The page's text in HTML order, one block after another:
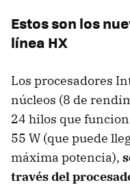
Estos son los
línea HX
Los procesadores
núcleos (8 de
24 hilos que
55 W (que puede
máxima potencia),
través del